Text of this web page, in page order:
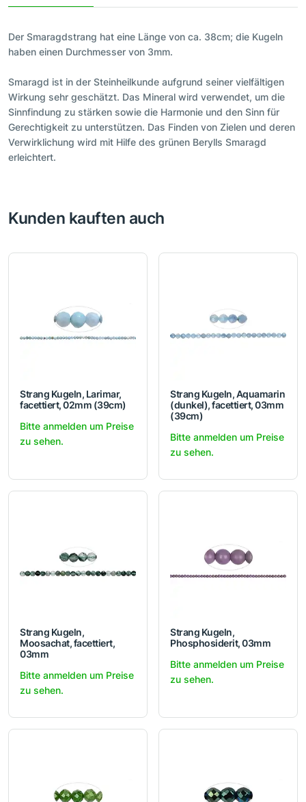
Der Smaragdstrang hat eine Länge von ca. 38cm; die Kugeln
haben einen Durchmesser von 3mm.
Smaragd ist in der Steinheilkunde aufgrund seiner vielfältigen
Wirkung sehr geschätzt. Das Mineral wird verwendet, um die
Sinnfindung zu stärken sowie die Harmonie und den Sinn für
Gerechtigkeit zu unterstützen. Das Finden von Zielen und deren
Verwirklichung wird mit Hilfe des grünen Berylls Smaragd
erleichtert.
Kunden kauften auch
Strang Kugeln, Larimar,
facettiert, 02mm (39cm)
Bitte anmelden um Preise
zu sehen.
Strang Kugeln, Aquamarin
(dunkel), facettiert, 03mm
(39cm)
Bitte anmelden um Preise
zu sehen.
Strang Kugeln,
Moosachat, facettiert,
03mm
Bitte anmelden um Preise
zu sehen.
Strang Kugeln,
Phosphosiderit, 03mm
Bitte anmelden um Preise
zu sehen.